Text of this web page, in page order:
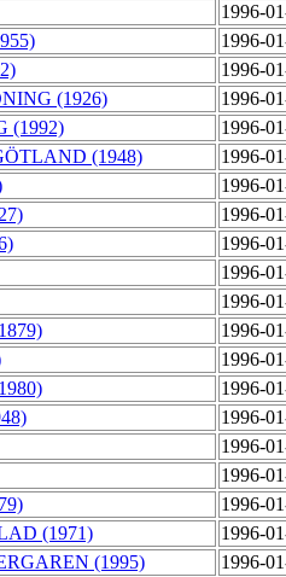
1996-
1996-
1996-
(1926)
1996-
(1992)
1996-
(1948)
1996-
1996-
1996-
1996-
1996-
1996-
1996-
1996-
1996-
1996-
1996-
1996-
1996-
(1971)
1996-
(1995)
1996-